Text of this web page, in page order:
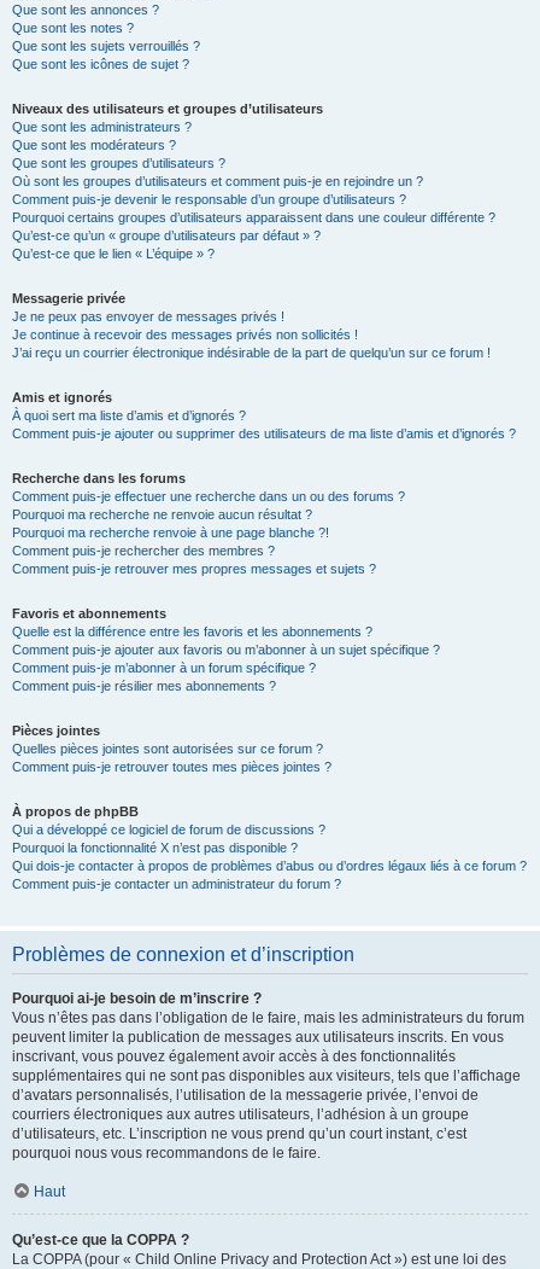
Que sont les annonces ?
Que sont les notes ?
Que sont les sujets verrouillés ?
Que sont les icônes de sujet ?
Niveaux des utilisateurs et groupes d’utilisateurs
Que sont les administrateurs ?
Que sont les modérateurs ?
Que sont les groupes d’utilisateurs ?
Où sont les groupes d’utilisateurs et comment puis-je en rejoindre un ?
Comment puis-je devenir le responsable d’un groupe d’utilisateurs ?
Pourquoi certains groupes d’utilisateurs apparaissent dans une couleur différente ?
Qu’est-ce qu’un « groupe d’utilisateurs par défaut » ?
Qu’est-ce que le lien « L’équipe » ?
Messagerie privée
Je ne peux pas envoyer de messages privés !
Je continue à recevoir des messages privés non sollicités !
J’ai reçu un courrier électronique indésirable de la part de quelqu’un sur ce forum !
Amis et ignorés
À quoi sert ma liste d’amis et d’ignorés ?
Comment puis-je ajouter ou supprimer des utilisateurs de ma liste d’amis et d’ignorés ?
Recherche dans les forums
Comment puis-je effectuer une recherche dans un ou des forums ?
Pourquoi ma recherche ne renvoie aucun résultat ?
Pourquoi ma recherche renvoie à une page blanche ?!
Comment puis-je rechercher des membres ?
Comment puis-je retrouver mes propres messages et sujets ?
Favoris et abonnements
Quelle est la différence entre les favoris et les abonnements ?
Comment puis-je ajouter aux favoris ou m’abonner à un sujet spécifique ?
Comment puis-je m’abonner à un forum spécifique ?
Comment puis-je résilier mes abonnements ?
Pièces jointes
Quelles pièces jointes sont autorisées sur ce forum ?
Comment puis-je retrouver toutes mes pièces jointes ?
À propos de phpBB
Qui a développé ce logiciel de forum de discussions ?
Pourquoi la fonctionnalité X n’est pas disponible ?
Qui dois-je contacter à propos de problèmes d’abus ou d’ordres légaux liés à ce forum ?
Comment puis-je contacter un administrateur du forum ?
Problèmes de connexion et d’inscription
Pourquoi ai-je besoin de m’inscrire ?
Vous n’êtes pas dans l’obligation de le faire, mais les administrateurs du forum
peuvent limiter la publication de messages aux utilisateurs inscrits. En vous
inscrivant, vous pouvez également avoir accès à des fonctionnalités
supplémentaires qui ne sont pas disponibles aux visiteurs, tels que l’affichage
d’avatars personnalisés, l’utilisation de la messagerie privée, l’envoi de
courriers électroniques aux autres utilisateurs, l’adhésion à un groupe
d’utilisateurs, etc. L’inscription ne vous prend qu’un court instant, c’est
pourquoi nous vous recommandons de le faire.
Haut
Qu’est-ce que la COPPA ?
La COPPA (pour « Child Online Privacy and Protection Act ») est une loi des